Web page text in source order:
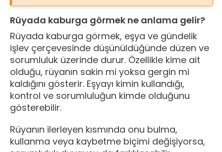
Rüyada kaburga görmek ne anlama gelir?
Rüyada kaburga görmek, eşya ve gündelik
işlev çerçevesinde düşünüldüğünde düzen ve
sorumluluk üzerinde durur. Özellikle kime ait
olduğu, rüyanın sakin mi yoksa gergin mi
kaldığını gösterir. Eşyayı kimin kullandığı,
kontrol ve sorumluluğun kimde olduğunu
gösterebilir.
Rüyanın ilerleyen kısmında onu bulma,
kullanma veya kaybetme biçimi değişiyorsa,